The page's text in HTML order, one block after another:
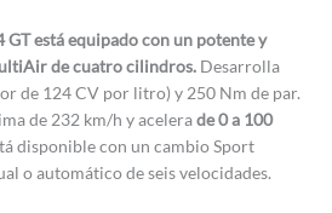
GT está equipado con un potente y
de cuatro cilindros. Desarrolla
de 124 CV por litro) y 250 Nm de par.
de 232 km/h y acelerade 0 a 100
disponible con un cambio Sport
o automático de seis velocidades.